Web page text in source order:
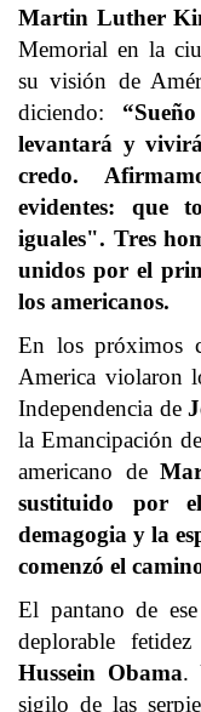
Martin Luther
Memorial en la
su visión de
diciendo:
levantará y
credo.
evidentes: que
iguales". Tres
unidos por el
los americanos.
En los próximos
America violaron
Independencia de
la Emancipación
americano de
sustituido por
demagogia y la
comenzó el
El pantano de
deplorable
Hussein Obama.
sigilo de las